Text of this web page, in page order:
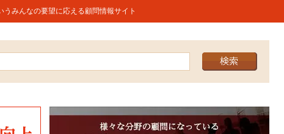
みんなの要望に応える顧問情報サイト